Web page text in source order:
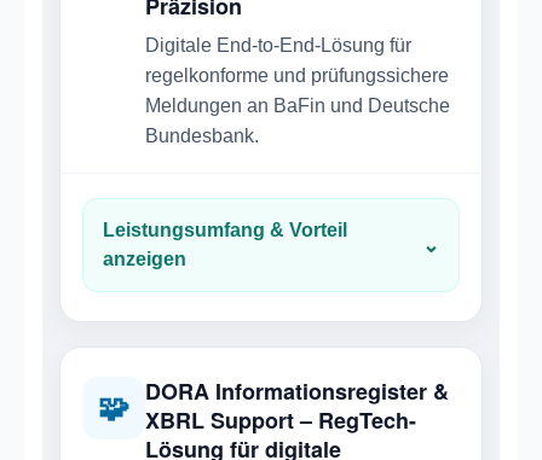
Digitale End-to-End-Lösung für
regelkonforme und prüfungssichere
Meldungen an BaFin und Deutsche
Bundesbank.
Leistungsumfang & Vorteil
anzeigen
⌄
🧩 DORA Informationsregister &
XBRL Support – RegTech-
Lösung für digitale